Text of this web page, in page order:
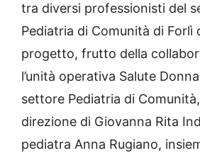
tra diversi professionisti del
Pediatria di Comunità di Forlì
progetto, frutto della
l’unità operativa Salute
settore Pediatria di
direzione di Giovanna Rita
pediatra Anna Rugiano,